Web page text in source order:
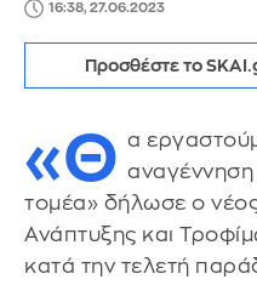
16:38, 27.06.2023
Προσθέστε το
«Θ α
τομέα» δήλωσε ο
Ανάπτυξης και
κατά την τελετή